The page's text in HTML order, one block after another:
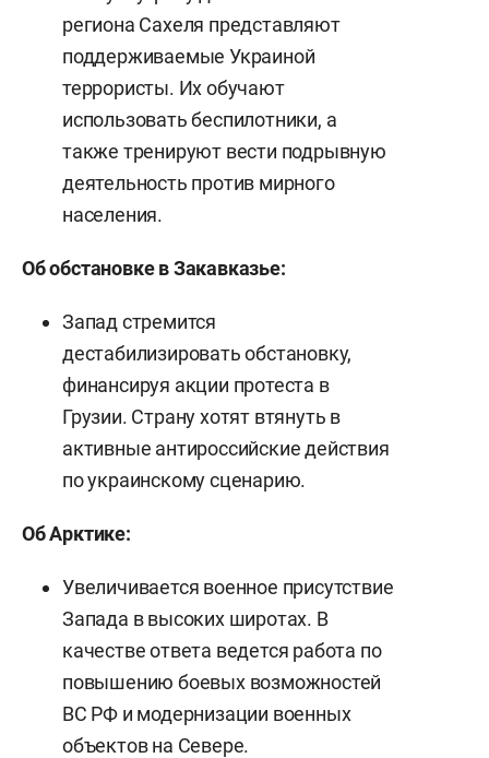
региона Сахеля представляют
поддерживаемые Украиной
террористы. Их обучают
использовать беспилотники, а
также тренируют вести подрывную
деятельность против мирного
населения.
Об обстановке в Закавказье:
Запад стремится
дестабилизировать обстановку,
финансируя акции протеста в
Грузии. Страну хотят втянуть в
активные антироссийские действия
по украинскому сценарию.
Об Арктике:
Увеличивается военное присутствие
Запада в высоких широтах. В
качестве ответа ведется работа по
повышению боевых возможностей
ВС РФ и модернизации военных
объектов на Севере.